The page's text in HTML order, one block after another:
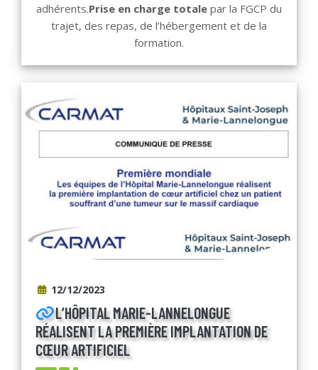
adhérents.Prise en charge totale par la FGCP du
trajet, des repas, de l’hébergement et de la
formation.
12/12/2023
L’HÔPITAL MARIE-LANNELONGUE
RÉALISENT LA PREMIÈRE IMPLANTATION DE
CŒUR ARTIFICIEL